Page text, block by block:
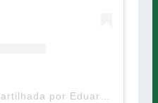
Uma publicação compartilhada por Eduardo Pereira Rodrigues (@7_dudu)